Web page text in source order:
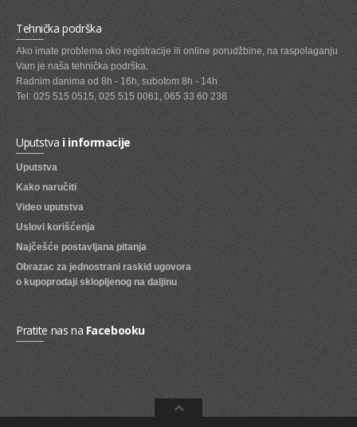
KISELISI
KECAP, SENF, REN, PARADAJZ,SOS
KOMPOTI
SVEZE VOCE
SVEZE POVRCE
DZEMOVI, MARMALADE I MED
BOMBONI
ZVAKE
LIZALICE
COKOLADE
KREMOVI
BOMBONJERE I PRALINE
MALE COKOLADE I BAROVI
KEKSOVI
KEKS STRUDLE
Tehnička podrška
Ako imate problema oko registracije ili online porudžbine, na raspolaganju
Vam je naša tehnička podrška.
Radnim danima od 8h - 16h, subotom 8h - 14h
Tel: 025 515 0515, 025 515 0061, 065 33 60 238
Uputstvai informacije
Uputstva
Kako naručiti
Video uputstva
Uslovi korišćenja
Najčešće postavljana pitanja
Obrazac za jednostrani raskid ugovora
o kupoprodaji sklopljenog na daljinu
Pratite nas na Facebooku